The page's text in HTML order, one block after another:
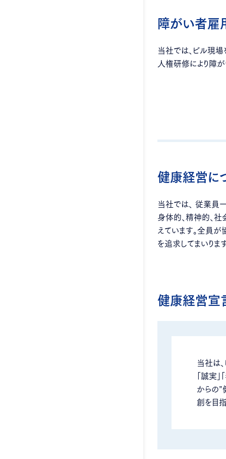
障がい者雇
当社では、ビル現
人権研修により障
健康経営に
当社では、 従業員
身体的、精神的、
えています。全員
を追求してまいりま
健康経営宣
当社は
「誠実
からの”
創を目